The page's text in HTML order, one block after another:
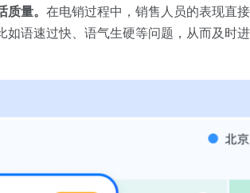
量。 在电销过程中，销售人员的表现直
语速过快、语气生硬等问题，从而及时